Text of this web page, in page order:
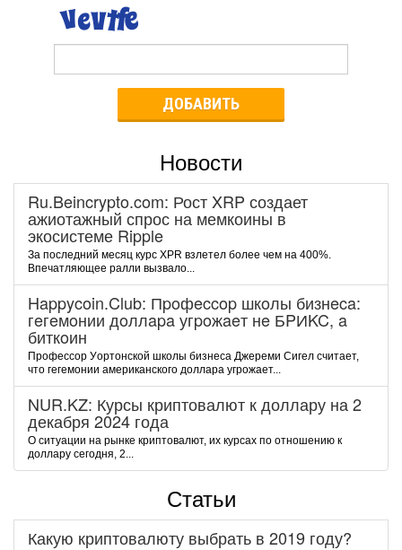
ДОБАВИТЬ
Новости
Ru.Beincrypto.com: Рост XRP создает
ажиотажный спрос на мемкоины в
экосистеме Ripple
За последний месяц курс XPR взлетел более чем на 400%.
Впечатляющее ралли вызвало...
Happycoin.Club: Пpoфeccop шкoлы бизнeca:
гeгeмoнии дoллapa угpoжaeт нe БPИKC, a
биткoин
Пpoфeccop Уopтoнcкoй шкoлы бизнeca Джepeми Cигeл cчитaeт,
чтo гeгeмoнии aмepикaнcкoгo дoллapa угpoжaeт...
NUR.KZ: Курсы криптовалют к доллару на 2
декабря 2024 года
О ситуации на рынке криптовалют, их курсах по отношению к
доллару сегодня, 2...
Статьи
Какую криптовалюту выбрать в 2019 году?